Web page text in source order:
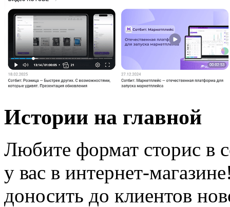
Истории на главной
Любите формат сторис в
у вас в интернет-
доносить до клиентов